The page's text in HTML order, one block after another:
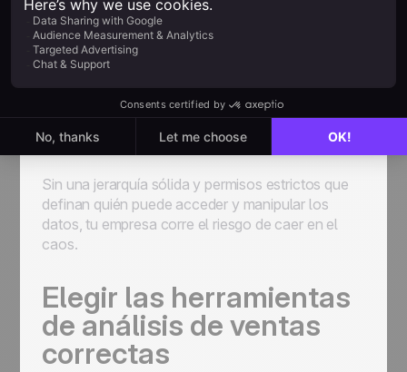
que sean relevantes, precisos y consistentes.
Existen varias prácticas para lograr estos
las más importantes. Además,es crucial
establecer una clara propiedad y
responsabilidad dentro de la organización.
Sin una jerarquía sólida y permisos estrictos que
definan quién puede acceder y manipular los
datos, tu empresa corre el riesgo de caer en el
caos.
Elegir las herramientas
de análisis de ventas
correctas